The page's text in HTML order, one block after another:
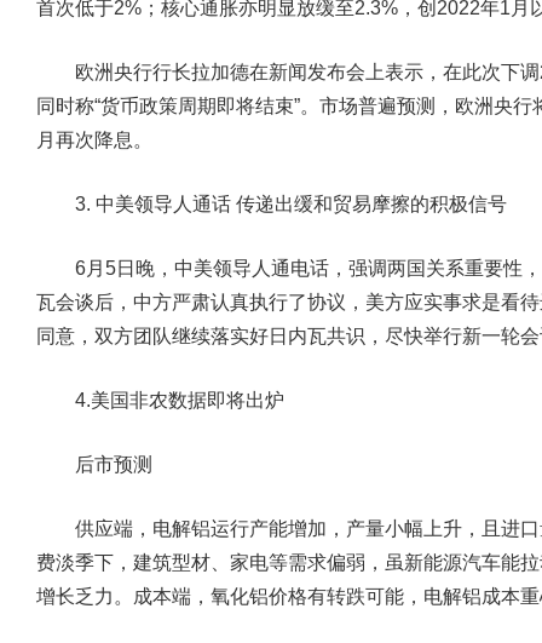
首次低于2%；核心通胀亦明显放缓至2.3%，创2022年1月
欧洲央行行长拉加德在新闻发布会上表示，在此次下调
同时称“货币政策周期即将结束”。市场普遍预测，欧洲央
月再次降息。
3. 中美领导人通话 传递出缓和贸易摩擦的积极信号
6月5日晚，中美领导人通电话，强调两国关系重要性，
瓦会谈后，中方严肃认真执行了协议，美方应实事求是看
同意，双方团队继续落实好日内瓦共识，尽快举行新一轮
4.美国非农数据即将出炉
后市预测
供应端，电解铝运行产能增加，产量小幅上升，且进口
费淡季下，建筑型材、家电等需求偏弱，虽新能源汽车能
增长乏力。成本端，氧化铝价格有转跌可能，电解铝成本